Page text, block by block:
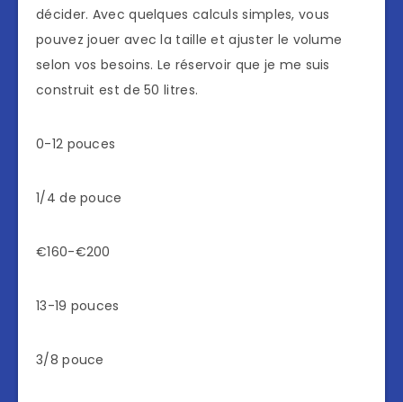
décider. Avec quelques calculs simples, vous
pouvez jouer avec la taille et ajuster le volume
selon vos besoins. Le réservoir que je me suis
construit est de 50 litres.
0-12 pouces
1/4 de pouce
€160-€200
13-19 pouces
3/8 pouce